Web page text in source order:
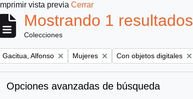
Imprimir vista previa Cerrar
Mostrando 1 resultados
Colecciones
Remove filter:
Gacitua, Alfonso Remove filter:
Mujeres Remove filter:
Con objetos digitales
Opciones avanzadas de búsqueda